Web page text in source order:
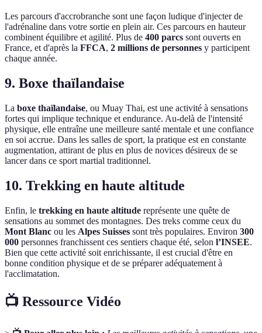
Les parcours d'accrobranche sont une façon ludique d'injecter de
l'adrénaline dans votre sortie en plein air. Ces parcours en hauteur
combinent équilibre et agilité. Plus de 400 parcs sont ouverts en
France, et d'après la FFCA, 2 millions de personnes y participent
chaque année.
9. Boxe thaïlandaise
La boxe thaïlandaise, ou Muay Thai, est une activité à sensations
fortes qui implique technique et endurance. Au-delà de l'intensité
physique, elle entraîne une meilleure santé mentale et une confiance
en soi accrue. Dans les salles de sport, la pratique est en constante
augmentation, attirant de plus en plus de novices désireux de se
lancer dans ce sport martial traditionnel.
10. Trekking en haute altitude
Enfin, le trekking en haute altitude représente une quête de
sensations au sommet des montagnes. Des treks comme ceux du
Mont Blanc ou les Alpes Suisses sont très populaires. Environ 300
000 personnes franchissent ces sentiers chaque été, selon l’INSEE.
Bien que cette activité soit enrichissante, il est crucial d'être en
bonne condition physique et de se préparer adéquatement à
l'acclimatation.
📺 Ressource Vidéo